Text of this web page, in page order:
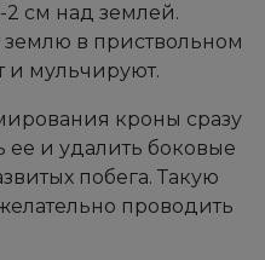
2 см над землей.
в приствольном
и мульчируют.
кроны сразу
ее и удалить боковые
побега. Такую
проводить